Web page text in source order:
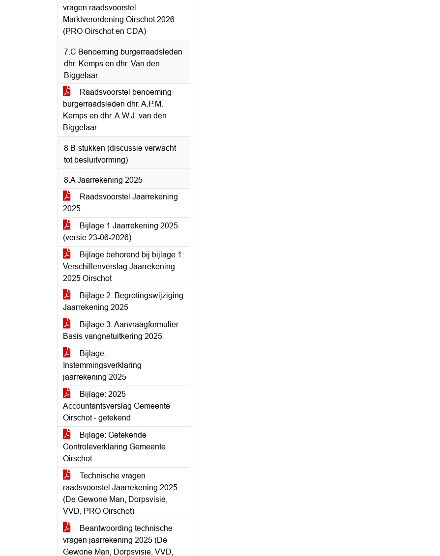
vragen raadsvoorstel
Marktverordening Oirschot 2026
(PRO Oirschot en CDA)
7.C Benoeming burgerraadsleden
dhr. Kemps en dhr. Van den
Biggelaar
Raadsvoorstel benoeming
burgerraadsleden dhr. A.P.M.
Kemps en dhr. A.W.J. van den
Biggelaar
8 B-stukken (discussie verwacht
tot besluitvorming)
8.A Jaarrekening 2025
Raadsvoorstel Jaarrekening
2025
Bijlage 1 Jaarrekening 2025
(versie 23-06-2026)
Bijlage behorend bij bijlage 1:
Verschillenverslag Jaarrekening
2025 Oirschot
Bijlage 2: Begrotingswijziging
Jaarrekening 2025
Bijlage 3: Aanvraagformulier
Basis vangnetuitkering 2025
Bijlage:
Instemmingsverklaring
jaarrekening 2025
Bijlage: 2025
Accountantsverslag Gemeente
Oirschot - getekend
Bijlage: Getekende
Controleverklaring Gemeente
Oirschot
Technische vragen
raadsvoorstel Jaarrekening 2025
(De Gewone Man, Dorpsvisie,
VVD, PRO Oirschot)
Beantwoording technische
vragen jaarrekening 2025 (De
Gewone Man, Dorpsvisie, VVD,